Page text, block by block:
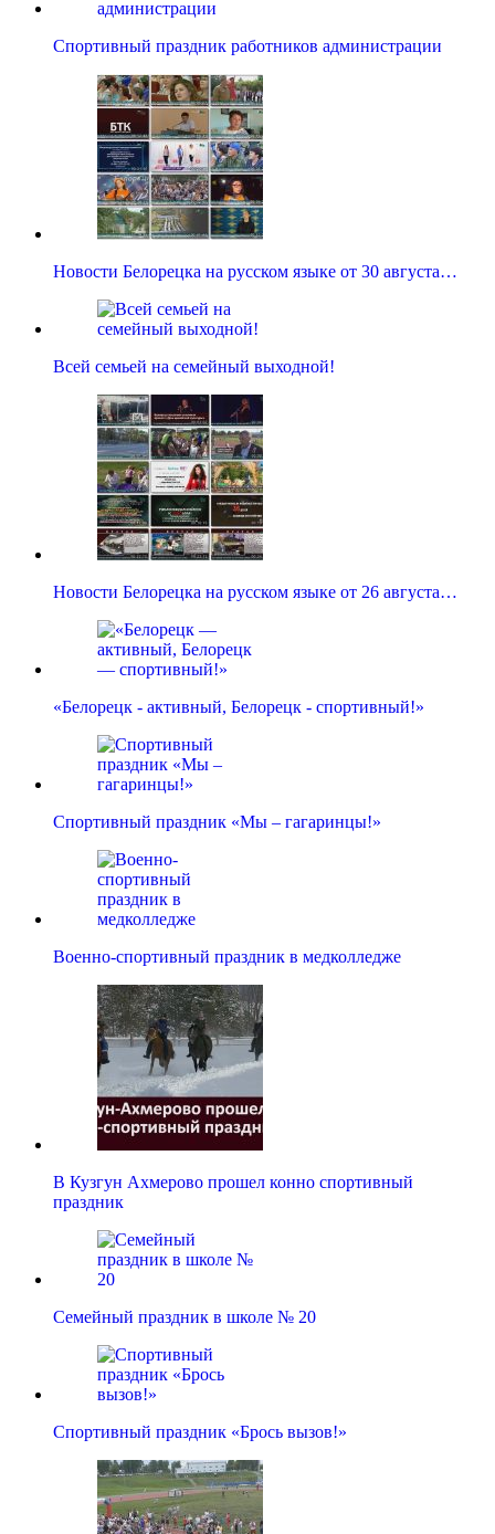
Спортивный праздник работников администрации
Новости Белорецка на русском языке от 30 августа…
Всей семьей на семейный выходной!
Новости Белорецка на русском языке от 26 августа…
«Белорецк - активный, Белорецк - спортивный!»
Спортивный праздник «Мы – гагаринцы!»
Военно-спортивный праздник в медколледже
В Кузгун Ахмерово прошел конно спортивный
праздник
Семейный праздник в школе № 20
Спортивный праздник «Брось вызов!»